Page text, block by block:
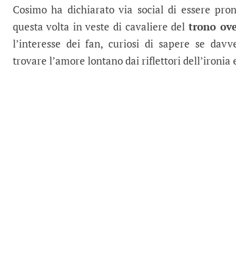
Cosimo ha dichiarato via social di essere
questa volta in veste di cavaliere del trono
l’interesse dei fan, curiosi di sapere se
trovare l’amore lontano dai riflettori dell’ironia